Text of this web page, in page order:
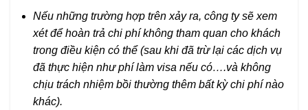
Nếu những trường hợp trên xảy ra, công ty sẽ xem
xét để hoàn trả chi phí không tham quan cho khách
trong điều kiện có thể (sau khi đã trừ lại các dịch vụ
đã thực hiện như phí làm visa nếu có….và không
chịu trách nhiệm bồi thường thêm bất kỳ chi phí nào
khác).